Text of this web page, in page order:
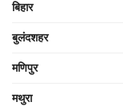
बिहार
बुलंदशहर
मणिपुर
मथुरा